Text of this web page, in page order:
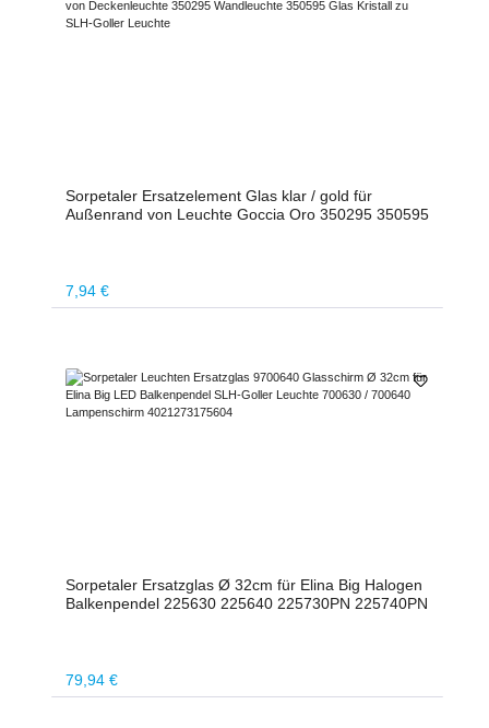
Sorpetaler Ersatzelement Glas klar / gold für
Außenrand von Leuchte Goccia Oro 350295 350595
Regulärer Preis:
7,94 €
Sorpetaler Ersatzglas Ø 32cm für Elina Big Halogen
Balkenpendel 225630 225640 225730PN 225740PN
Regulärer Preis:
79,94 €